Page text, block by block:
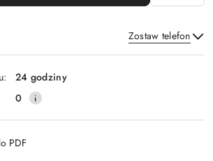
Zostaw telefon
Wyślij
24 godziny
0
PDF